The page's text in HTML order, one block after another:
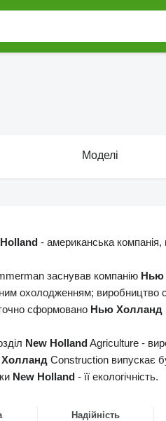
Моделі
- американська компанія,
заснував компанію Нью
охолодженням; виробництво
сформовано Нью Холланд
New HollandAgriculture -
Construction випускає
New Holland- її екологічність.
Надійність